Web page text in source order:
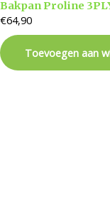
Bakpan Proline
€64,90
Toevoegen aan